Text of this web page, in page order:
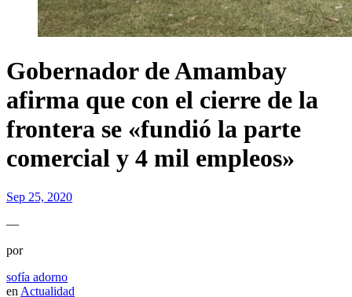
Gobernador de Amambay
afirma que con el cierre de la
frontera se «fundió la parte
comercial y 4 mil empleos»
Sep 25, 2020
—
por
sofía adorno
en Actualidad